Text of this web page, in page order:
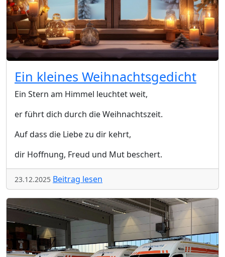
Ein kleines Weihnachtsgedicht
Ein Stern am Himmel leuchtet weit,
er führt dich durch die Weihnachtszeit.
Auf dass die Liebe zu dir kehrt,
dir Hoffnung, Freud und Mut beschert.
23.12.2025 Beitrag lesen